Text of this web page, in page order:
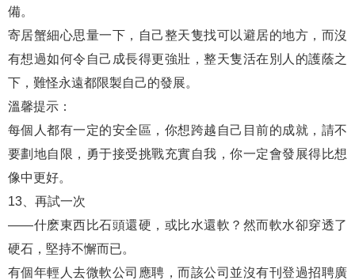
備。
寄居蟹細心思量一下，自己整天隻找可以避居的地方，而沒
有想過如何令自己成長得更強壯，整天隻活在別人的護蔭之
下，難怪永遠都限製自己的發展。
溫馨提示：
每個人都有一定的安全區，你想跨越自己目前的成就，請不
要劃地自限，勇于接受挑戰充實自我，你一定會發展得比想
像中更好。
13、再試一次
——什麽東西比石頭還硬，或比水還軟？然而軟水卻穿透了
硬石，堅持不懈而已。
有個年輕人去微軟公司應聘，而該公司並沒有刊登過招聘廣